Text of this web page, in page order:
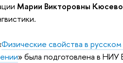
Марии Викторовны
Физические свойства в
» была подготовлена в